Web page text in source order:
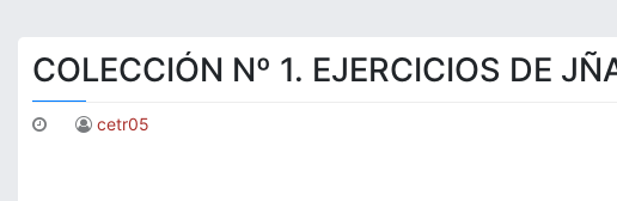
COLECCIÓN Nº 1. EJERCICIOS DE
cetr05